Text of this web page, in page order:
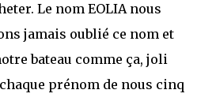
Le nom EOLIA nous
jamais oublié ce nom et
bateau comme ça, joli
prénom de nous cinq